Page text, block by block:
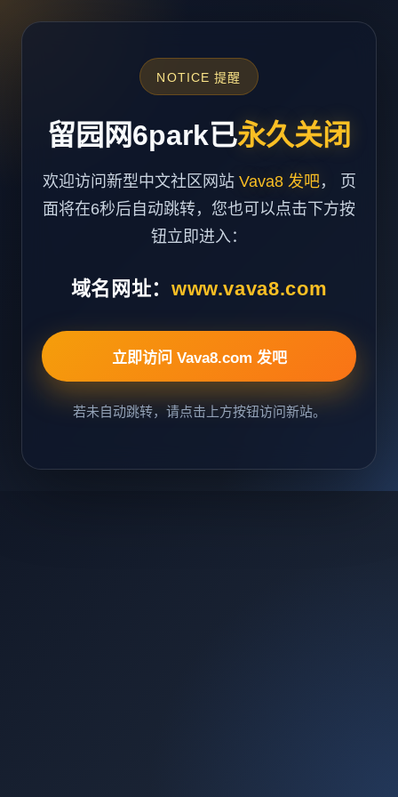
NOTICE 提醒
留园网6park已永久关闭
欢迎访问新型中文社区网站 Vava8 发吧， 页
面将在6秒后自动跳转，您也可以点击下方按
钮立即进入：
域名网址： www.vava8.com
立即访问 Vava8.com 发吧
若未自动跳转，请点击上方按钮访问新站。